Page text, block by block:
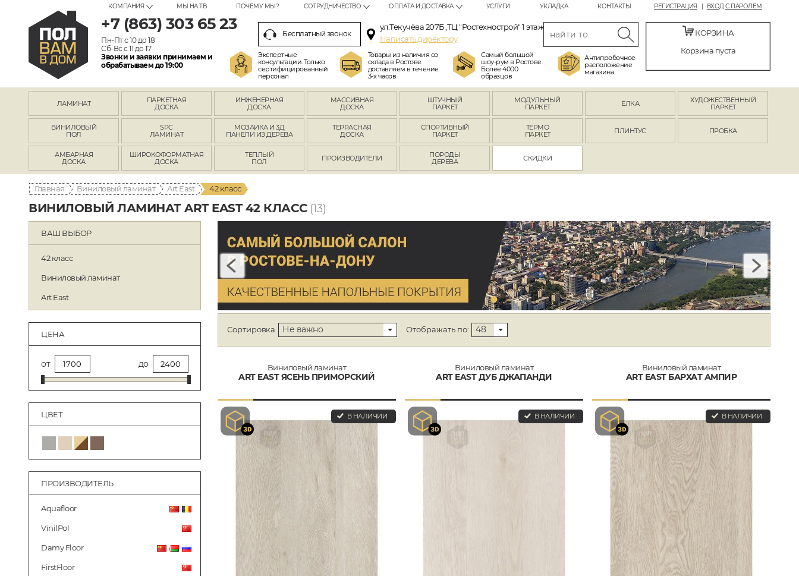
РЕГИСТРАЦИЯ ВХОД С ПАРОЛЕМ
КОМПАНИЯ МЫ НА ТВ ПОЧЕМУ МЫ? СОТРУДНИЧЕСТВО ОПЛАТА И ДОСТАВКА УСЛУГИ УКЛАДКА КОНТАКТЫ
+7 (863) 303 65 23
Пн-Пт с 10 до 18
Сб-Вс с 11 до 17
Звонки и заявки принимаем и
обрабатываем до 19:00
Бесплатный звонок
ул.Текучёва 207Б ,ТЦ "Ростехнострой" 1 этаж
Написать директору
Экспертные
консультации. Только
сертифицированный
персонал
Товары из наличия со
склада в Ростове
доставляем в течение
3-х часов
Самый большой
шоу-рум в Ростове.
Более 4000
образцов
Антипробочное
расположение
магазина
КОРЗИНА
Корзина пуста
ЛАМИНАТ
ПАРКЕТНАЯ
ДОСКА
ИНЖЕНЕРНАЯ
ДОСКА
МАССИВНАЯ
ДОСКА
ШТУЧНЫЙ
ПАРКЕТ
МОДУЛЬНЫЙ
ПАРКЕТ
ЁЛКА
ХУДОЖЕСТВЕННЫЙ
ПАРКЕТ
ВИНИЛОВЫЙ
ПОЛ
SPC
ЛАМИНАТ
МОЗАИКА И 3Д
ПАНЕЛИ ИЗ ДЕРЕВА
ТЕРРАСНАЯ
ДОСКА
СПОРТИВНЫЙ
ПАРКЕТ
ТЕРМО
ПАРКЕТ
ПЛИНТУС ПРОБКА
АМБАРНАЯ
ДОСКА
ШИРОКОФОРМАТНАЯ
ДОСКА
ТЕПЛЫЙ
ПОЛ
ПРОИЗВОДИТЕЛИ
ПОРОДЫ
ДЕРЕВА
СКИДКИ
Главная Виниловый ламинат Art East 42 класс
ВИНИЛОВЫЙ ЛАМИНАТ ART EAST 42 КЛАСС (13)
ВАШ ВЫБОР
42 класс
Виниловый ламинат
Art East
ЦЕНА
от до
ЦВЕТ
ПРОИЗВОДИТЕЛЬ
Aquafloor
VinilPol
Damy Floor
FirstFloor
Сортировка Не важно Отображать по: 48
Виниловый ламинат
ART EAST ЯСЕНЬ ПРИМОРСКИЙ
В НАЛИЧИИ
Виниловый ламинат
ART EAST ДУБ ДЖАПАНДИ
В НАЛИЧИИ
Виниловый ламинат
ART EAST БАРХАТ АМПИР
В НАЛИЧИИ